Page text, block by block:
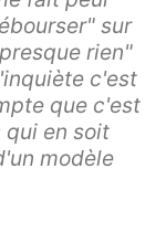
sur
rien"
c'est
que c'est
en soit
modèle